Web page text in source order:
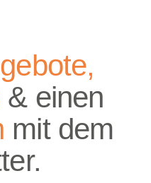
& einen
mit dem